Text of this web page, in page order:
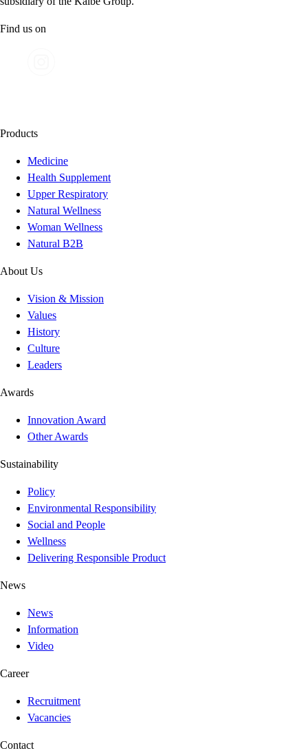
Find us on
Products
Medicine
Health Supplement
Upper Respiratory
Natural Wellness
Woman Wellness
Natural B2B
About Us
Vision & Mission
Values
History
Culture
Leaders
Awards
Innovation Award
Other Awards
Sustainability
Policy
Environmental Responsibility
Social and People
Wellness
Delivering Responsible Product
News
News
Information
Video
Career
Recruitment
Vacancies
Contact